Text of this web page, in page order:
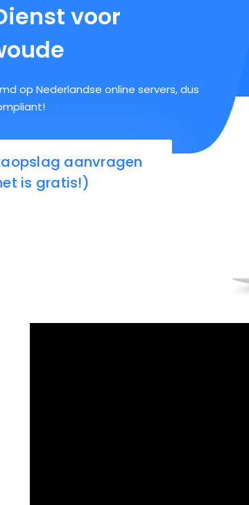
voor
op Nederlandse online servers, dus
aanvragen
is gratis!)